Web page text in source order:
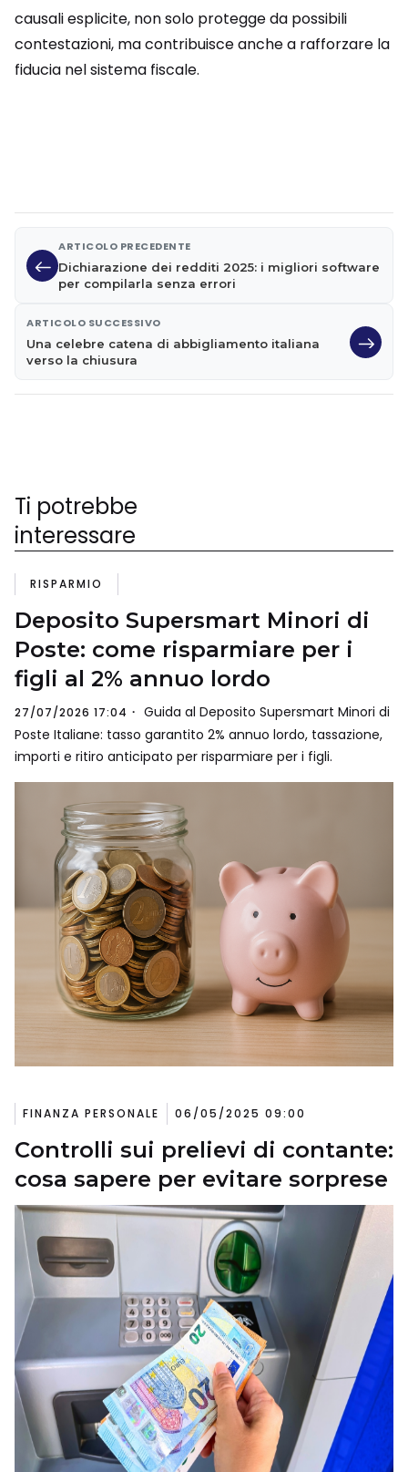
causali esplicite, non solo protegge da possibili
contestazioni, ma contribuisce anche a rafforzare la
fiducia nel sistema fiscale.
ARTICOLO PRECEDENTE
Dichiarazione dei redditi 2025: i migliori software
per compilarla senza errori
ARTICOLO SUCCESSIVO
Una celebre catena di abbigliamento italiana
verso la chiusura
Ti potrebbe
interessare
RISPARMIO
Deposito Supersmart Minori di
Poste: come risparmiare per i
figli al 2% annuo lordo
27/07/2026 17:04
Guida al Deposito Supersmart Minori di
Poste Italiane: tasso garantito 2% annuo lordo, tassazione,
importi e ritiro anticipato per risparmiare per i figli.
FINANZA PERSONALE 06/05/2025 09:00
Controlli sui prelievi di contante:
cosa sapere per evitare sorprese